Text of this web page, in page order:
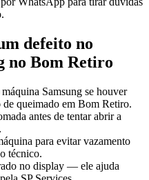
defeito no
no Bom Retiro
Samsung se houver
queimado em Bom Retiro.
antes de tentar abrir a
para evitar vazamento
técnico.
no display — ele ajuda